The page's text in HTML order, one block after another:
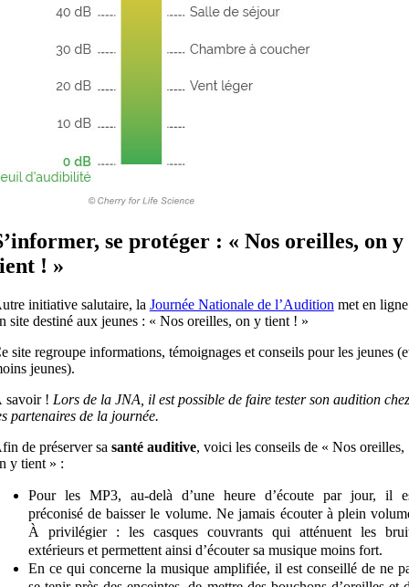
se protéger : « Nos oreilles, on y
! »
initiative salutaire, la Journée Nationale de l’Audition met en ligne
site destiné aux jeunes : « Nos oreilles, on y tient ! »
site regroupe informations, témoignages et conseils pour les jeunes
jeunes).
savoir ! Lors de la JNA, il est possible de faire tester son audition chez
partenaires de la journée.
de préserver sa santé auditive, voici les conseils de « Nos oreilles,
y tient » :
Pour les MP3, au-delà d’une heure d’écoute par jour, il
préconisé de baisser le volume. Ne jamais écouter à plein
À privilégier : les casques couvrants qui atténuent les
extérieurs et permettent ainsi d’écouter sa musique moins fort.
En ce qui concerne la musique amplifiée, il est conseillé de ne